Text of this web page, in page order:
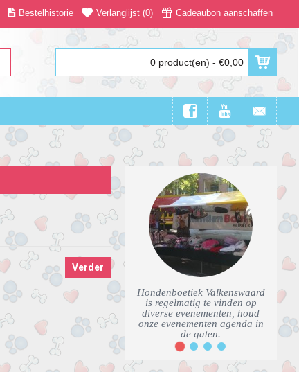
Bestelhistorie Verlanglijst (0) Cadeaubon aanschaffen
0 product(en) - €0,00
2 3 4
Verder